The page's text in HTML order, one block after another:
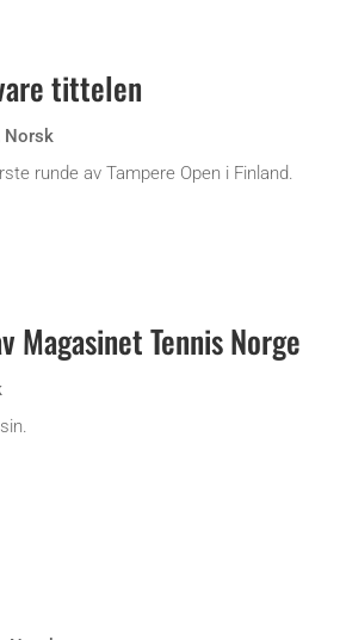
tittelen
Norsk
runde av Tampere Open i Finland.
Magasinet Tennis Norge